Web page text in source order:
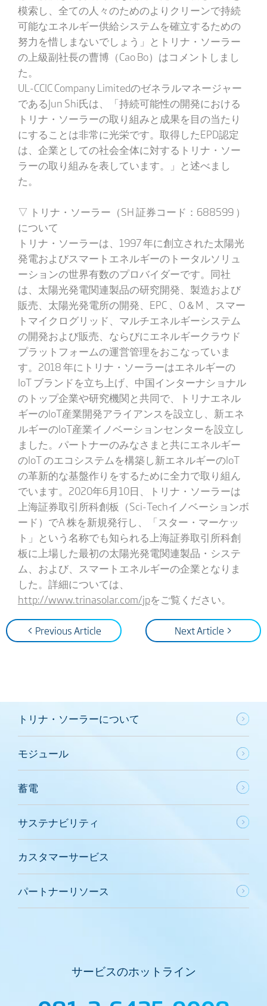
模索し、全ての人々のためのよりクリーンで持続
可能なエネルギー供給システムを確立するための
努力を惜しまないでしょう」とトリナ・ソーラー
の上級副社長の曹博（Cao Bo）はコメントしまし
た。
UL-CCIC Company Limitedのゼネラルマネージャー
であるJun Shi氏は、「持続可能性の開発における
トリナ・ソーラーの取り組みと成果を目の当たり
にすることは非常に光栄です。取得したEPD認定
は、企業としての社会全体に対するトリナ・ソー
ラーの取り組みを表しています。」と述べまし
た。
▽ トリナ・ソーラー（SH 証券コード：688599 ）
について
トリナ・ソーラーは、1997 年に創立された太陽光
発電およびスマートエネルギーのトータルソリュ
ーションの世界有数のプロバイダーです。同社
は、太陽光発電関連製品の研究開発、製造および
販売、太陽光発電所の開発、EPC 、O＆M 、スマー
トマイクログリッド、マルチエネルギーシステム
の開発および販売、ならびにエネルギークラウド
プラットフォームの運営管理をおこなっていま
す。2018 年にトリナ・ソーラーはエネルギーの
IoT ブランドを立ち上げ、中国インターナショナル
のトップ企業や研究機関と共同で、トリナエネル
ギーのIoT産業開発アライアンスを設立し、新エネ
ルギーのIoT産業イノベーションセンターを設立し
ました。パートナーのみなさまと共にエネルギー
のIoT のエコシステムを構築し新エネルギーのIoT
の革新的な基盤作りをするために全力で取り組ん
でいます。2020年6月10日、トリナ・ソーラーは
上海証券取引所科創板（Sci-Techイノベーションボ
ード）でA 株を新規発行し、「スター・マーケッ
ト」という名称でも知られる上海証券取引所科創
板に上場した最初の太陽光発電関連製品・システ
ム、および、スマートエネルギーの企業となりま
した。詳細については、
http://www.trinasolar.com/jpをご覧ください。
< Previous Article Next Article >
トリナ・ソーラーについて
モジュール
蓄電
サステナビリティ
カスタマーサービス
パートナーリソース
サービスのホットライン